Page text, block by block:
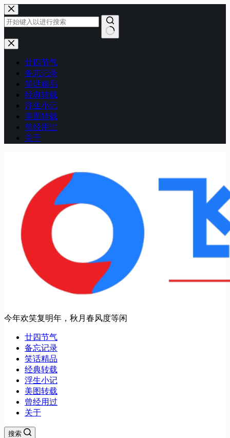
跳
至
内
容
无
廿四节气
备忘记录
笑话精品
经典转载
浮生小记
美图转载
曾经用过
关于
今年欢笑复明年，秋月春风度等闲
廿四节气
备忘记录
笑话精品
经典转载
浮生小记
美图转载
曾经用过
关于
搜索